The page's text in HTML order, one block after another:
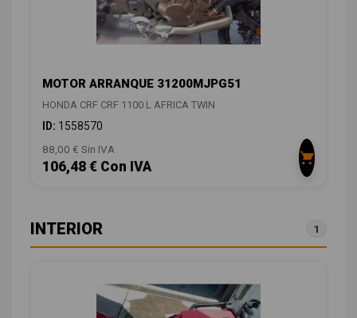
MOTOR ARRANQUE 31200MJPG51
HONDA CRF CRF 1100 L AFRICA TWIN
ID: 1558570
88,00 € Sin IVA
106,48 € Con IVA
INTERIOR 1